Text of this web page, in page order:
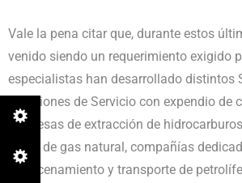
Vale la pena citar que, durante estos
venido siendo un requerimiento exigido
especialistas han desarrollado distintos
Estaciones de Servicio con expendio de
empresas de extracción de
venta de gas natural, compañías
almacenamiento y transporte de